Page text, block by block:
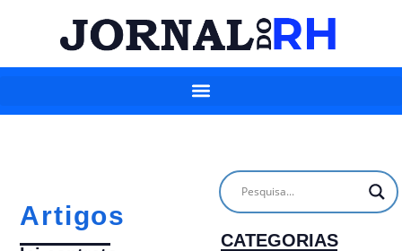
Artigos
CATEGORIAS